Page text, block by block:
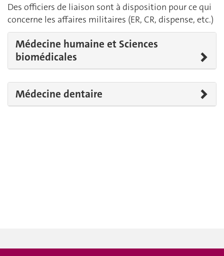
Des officiers de liaison sont à disposition pour ce qui
concerne les affaires militaires (ER, CR, dispense, etc.)
Médecine humaine et Sciences
biomédicales
Médecine dentaire